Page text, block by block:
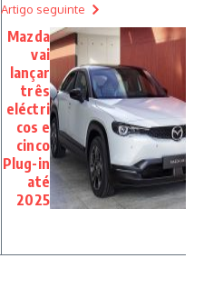
Artigo seguinte
Mazda
vai
lançar
três
eléctri
cos e
cinco
Plug-in
até
2025